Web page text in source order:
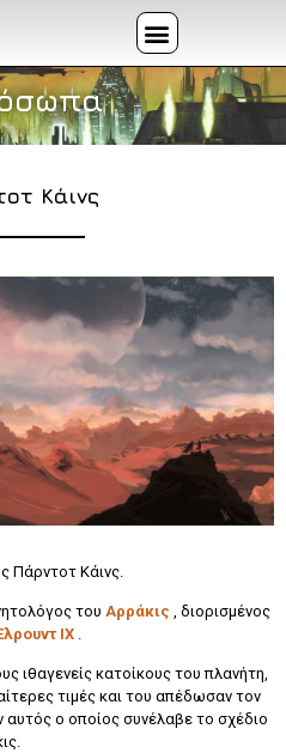
Κάινς
Πάρντοτ Κάινς.
του Αρράκις , διορισμένος
ΙΧ
ιθαγενείς κατοίκους του πλανήτη,
τιμές και του απέδωσαν τον
ο οποίος συνέλαβε το σχέδιο